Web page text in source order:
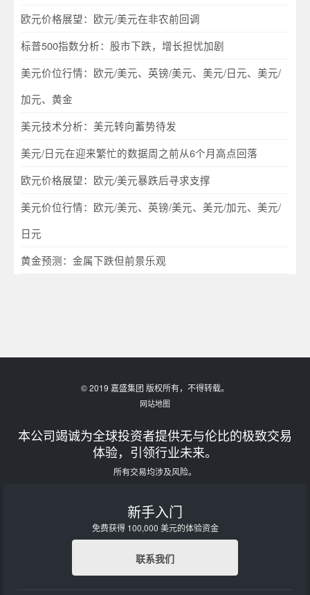
欧元价格展望：欧元/美元在非农前回调
标普500指数分析：股市下跌，增长担忧加剧
美元价位行情：欧元/美元、英镑/美元、美元/日元、美元/
加元、黄金
美元技术分析：美元转向蓄势待发
美元/日元在迎来繁忙的数据周之前从6个月高点回落
欧元价格展望：欧元/美元暴跌后寻求支撑
美元价位行情：欧元/美元、英镑/美元、美元/加元、美元/
日元
黄金预测：金属下跌但前景乐观
© 2019 嘉盛集团 版权所有，不得转载。
网站地图
本公司竭诚为全球投资者提供无与伦比的极致交易
体验，引领行业未来。
所有交易均涉及风险。
新手入门
免费获得 100,000 美元的体验资金
联系我们